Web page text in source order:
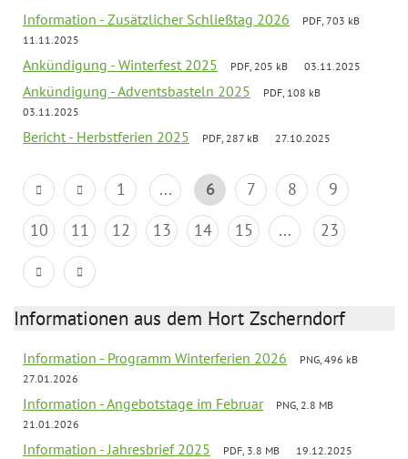
Information - Zusätzlicher Schließtag 2026
PDF, 703 kB
11.11.2025
Ankündigung - Winterfest 2025 PDF, 205 kB 03.11.2025
Ankündigung - Adventsbasteln 2025
PDF, 108 kB
03.11.2025
Bericht - Herbstferien 2025 PDF, 287 kB 27.10.2025
1 ... 6 7 8
9
10
11 12 13 14 15 ... 23
Informationen aus dem Hort Zscherndorf
Information - Programm Winterferien 2026
PNG, 496 kB
27.01.2026
Information - Angebotstage im Februar
PNG, 2.8 MB
21.01.2026
Information - Jahresbrief 2025 PDF, 3.8 MB 19.12.2025